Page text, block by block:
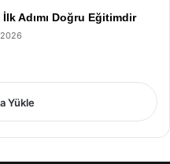
Adımı Doğru Eğitimdir
Yükle